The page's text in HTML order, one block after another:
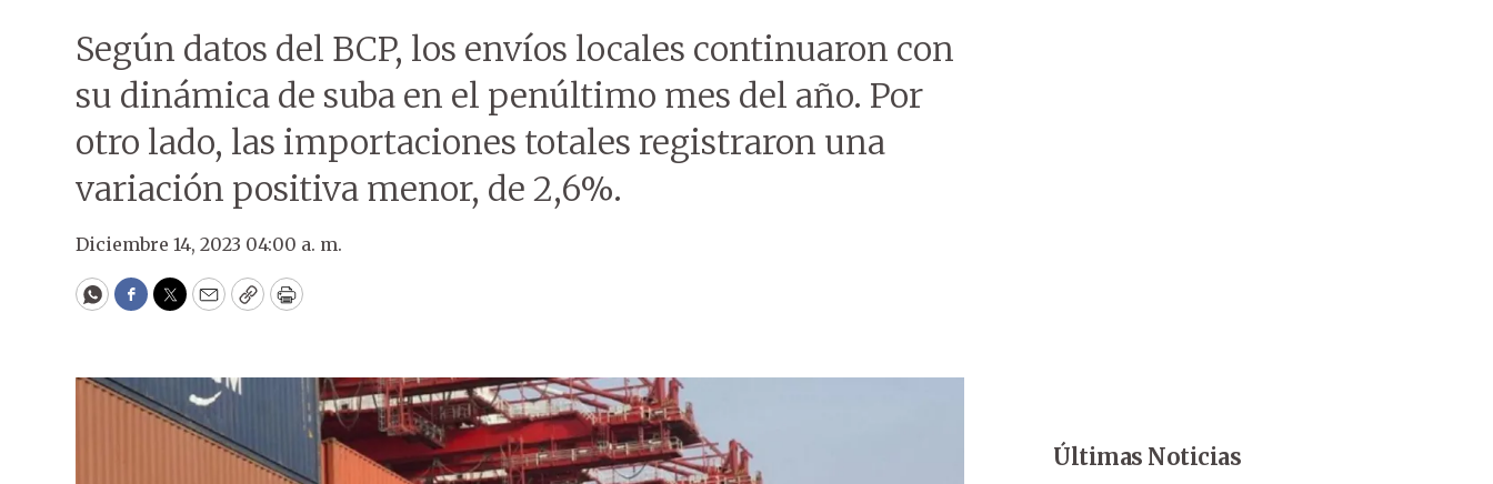
Según datos del BCP, los envíos locales continuaron con
su dinámica de suba en el penúltimo mes del año. Por
otro lado, las importaciones totales registraron una
variación positiva menor, de 2,6%.
Diciembre 14, 2023 04:00 a. m.
WhatsApp
Facebook
Twitter
EmailCopyPrint
Últimas Noticias